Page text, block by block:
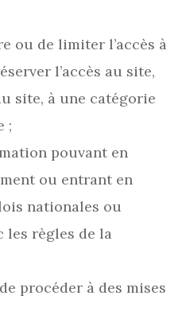
ou de limiter l’accès à
l’accès au site,
site, à une catégorie
;
pouvant en
ou entrant en
nationales ou
les règles de la
procéder à des mises